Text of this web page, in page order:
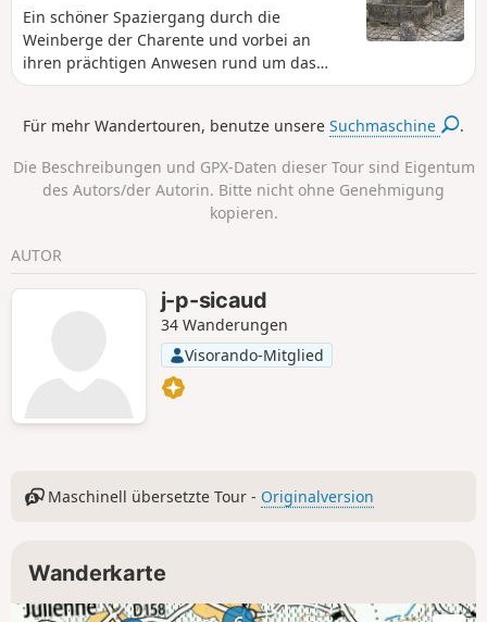
Ein schöner Spaziergang durch die
Weinberge der Charente und vorbei an
ihren prächtigen Anwesen rund um das
schöne Dorf Roissac. Angeac-Champagne
Charente, die von dem wirtschaftlichen
Produkt, seiner Hauptwirtschaftsquelle,
verbunden ist. Der Eingang zu den Anwesen
ist durch einen Vorbau oder ein Tor
gekennzeichnet: Es gibt nicht weniger als
fünfzig davon! Sie sind einzigartig und ein
wesentlicher Bestandteil unseres lokalen
Kulturerbes. Im Dorf Roissac verschönern
sie die Hauptstraße.
Für mehr Wandertouren, benutze unsereSuchmaschine .
Die Beschreibungen und GPX-Daten dieser Tour sind Eigentum
des Autors/der Autorin. Bitte nicht ohne Genehmigung
kopieren.
AUTOR
j-p-sicaud
34 Wanderungen
Visorando-Mitglied
Maschinell übersetzte Tour - Originalversion
Wanderkarte